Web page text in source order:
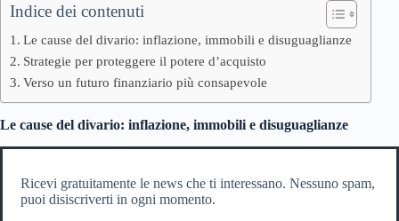
Indice dei contenuti
Le cause del divario: inflazione, immobili e disuguaglianze
Strategie per proteggere il potere d’acquisto
Verso un futuro finanziario più consapevole
Le cause del divario: inflazione, immobili e disuguaglianze
Ricevi gratuitamente le news che ti interessano. Nessuno spam,
puoi disiscriverti in ogni momento.